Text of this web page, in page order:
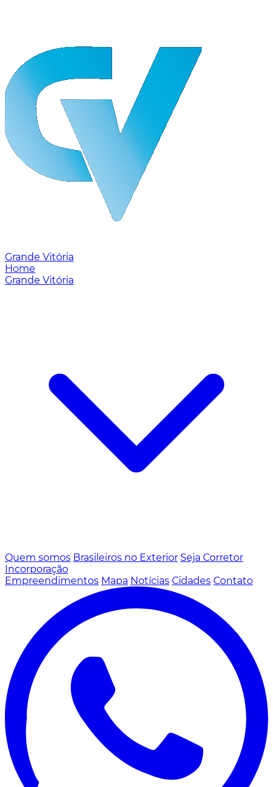
Grande Vitória
Home
Grande Vitória
Quem somos Brasileiros no Exterior Seja Corretor
Incorporação
Empreendimentos Mapa Notícias Cidades Contato